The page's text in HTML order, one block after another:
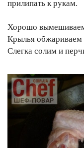
прилипать к рукам.
Хорошо вымешиваем
Крылья обжариваем
Слегка солим и